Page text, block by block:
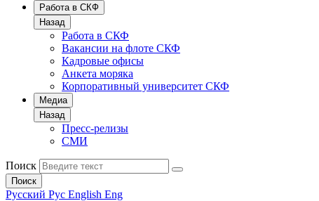
Работа в СКФ
Назад
Работа в СКФ
Вакансии на флоте СКФ
Кадровые офисы
Анкета моряка
Корпоративный университет СКФ
Медиа
Назад
Пресс-релизы
СМИ
Поиск
Поиск
Русский Рус English Eng